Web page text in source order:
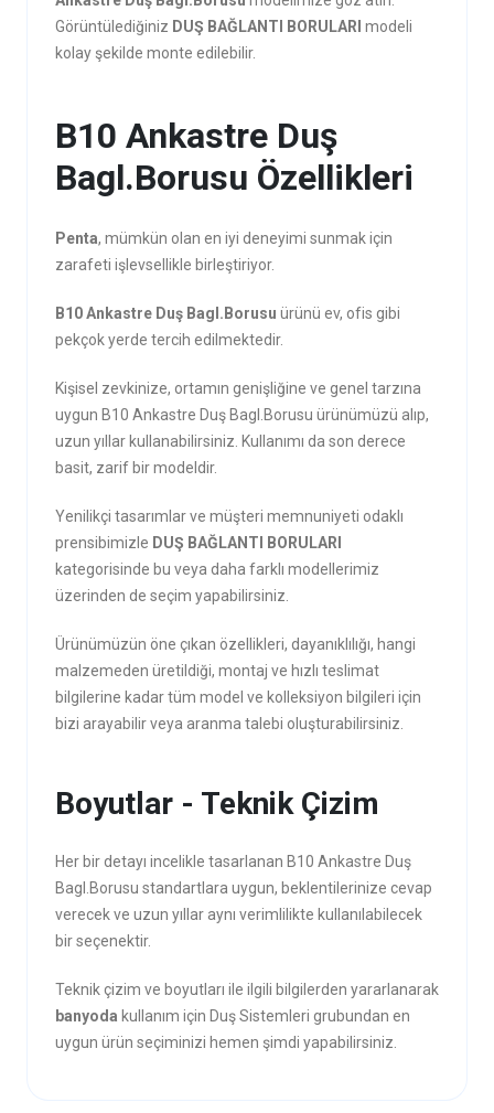
Görüntülediğiniz DUŞ BAĞLANTI BORULARI modeli
kolay şekilde monte edilebilir.
B10 Ankastre Duş
Bagl.Borusu Özellikleri
Penta, mümkün olan en iyi deneyimi sunmak için
zarafeti işlevsellikle birleştiriyor.
B10 Ankastre Duş Bagl.Borusu ürünü ev, ofis gibi
pekçok yerde tercih edilmektedir.
Kişisel zevkinize, ortamın genişliğine ve genel tarzına
uygun B10 Ankastre Duş Bagl.Borusu ürünümüzü alıp,
uzun yıllar kullanabilirsiniz. Kullanımı da son derece
basit, zarif bir modeldir.
Yenilikçi tasarımlar ve müşteri memnuniyeti odaklı
prensibimizle DUŞ BAĞLANTI BORULARI
kategorisinde bu veya daha farklı modellerimiz
üzerinden de seçim yapabilirsiniz.
Ürünümüzün öne çıkan özellikleri, dayanıklılığı, hangi
malzemeden üretildiği, montaj ve hızlı teslimat
bilgilerine kadar tüm model ve kolleksiyon bilgileri için
bizi arayabilir veya aranma talebi oluşturabilirsiniz.
Boyutlar - Teknik Çizim
Her bir detayı incelikle tasarlanan B10 Ankastre Duş
Bagl.Borusu standartlara uygun, beklentilerinize cevap
verecek ve uzun yıllar aynı verimlilikte kullanılabilecek
bir seçenektir.
Teknik çizim ve boyutları ile ilgili bilgilerden yararlanarak
banyoda kullanım için Duş Sistemleri grubundan en
uygun ürün seçiminizi hemen şimdi yapabilirsiniz.